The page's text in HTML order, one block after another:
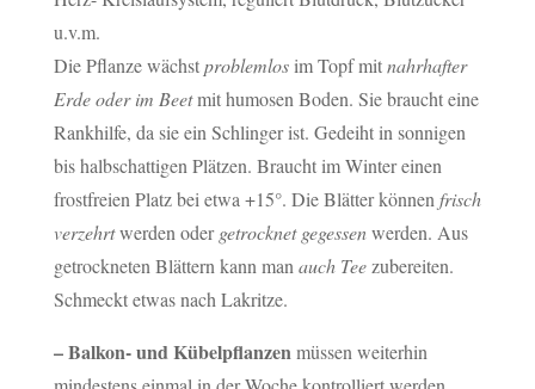
u.v.m.
Die Pflanze wächstproblemlosim Topf mitnahrhafter
Erde oder im Beetmit humosen Boden. Sie braucht eine
Rankhilfe, da sie ein Schlinger ist. Gedeiht in sonnigen
bis halbschattigen Plätzen. Braucht im Winter einen
frostfreien Platz bei etwa +15°. Die Blätter können frisch
verzehrtwerden odergetrocknet gegessenwerden. Aus
getrockneten Blättern kann man auch Teezubereiten.
Schmeckt etwas nach Lakritze.
– Balkon- und Kübelpflanzen müssen weiterhin